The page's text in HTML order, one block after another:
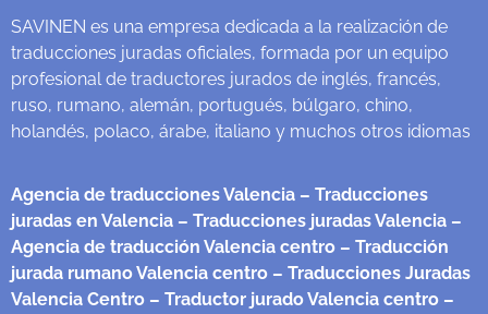
SAVINEN es una empresa dedicada a la realización de
traducciones juradas oficiales, formada por un equipo
profesional de traductores jurados de inglés, francés,
ruso, rumano, alemán, portugués, búlgaro, chino,
holandés, polaco, árabe, italiano y muchos otros idiomas
Agencia de traducciones Valencia – Traducciones
juradas en Valencia – Traducciones juradas Valencia –
Agencia de traducción Valencia centro – Traducción
jurada rumano Valencia centro – Traducciones Juradas
Valencia Centro – Traductor jurado Valencia centro –